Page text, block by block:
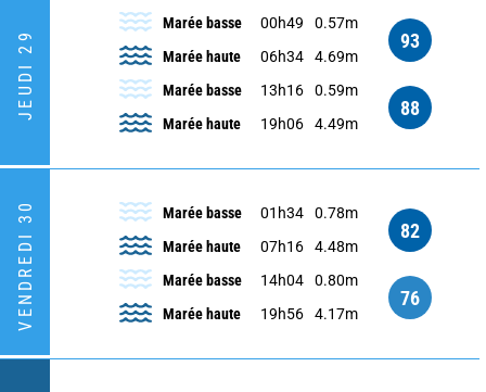
JEUDI 29
Marée basse 00h49
0.57m
Marée haute
06h34 4.69m
93
Marée basse 13h16
0.59m
Marée haute
19h06 4.49m
88
VENDREDI 30 Marée basse 01h34
0.78m
Marée haute
07h16 4.48m
82
Marée basse 14h04
0.80m
Marée haute
19h56 4.17m
76